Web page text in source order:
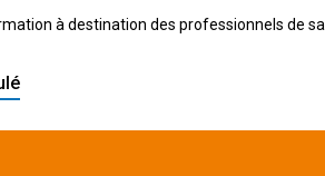
à destination des professionnels de